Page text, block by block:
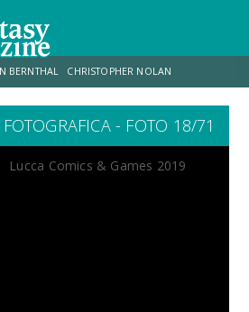
BERNTHAL CHRISTOPHER NOLAN
& GAMES ODISSEA CHRIS MCKENNA
- FOTO 18/71